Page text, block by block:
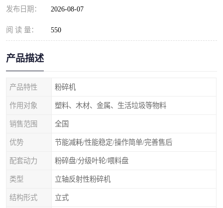
发布日期： 2026-08-07
阅 读 量： 550
产品描述
产品特性 粉碎机
作用对象 塑料、木材、金属、生活垃圾等物料
销售范围 全国
优势 节能减耗/性能稳定/操作简单/完善售后
配套动力 粉碎盘/分级叶轮/喂料盘
类型 立轴反射性粉碎机
结构形式 立式